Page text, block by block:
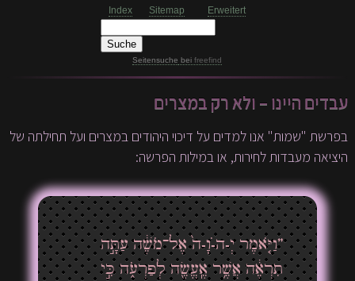
Index Sitemap Erweitert
Seitensuche beifreefind
עבדים היינו – ולא רק במצרים
בפרשת "שמות" אנו למדים על דיכוי היהודים במצרים ועל תחילתה של
היציאה מעבדות לחירות, או במילות הפרשה:
”וַיֹּ֤אמֶר יְ-ה-ֹוָ-ה֙ אֶל־מֹשֶׁ֔ה עַתָּ֣ה
תִרְאֶ֔ה אֲשֶׁ֥ר אֶֽעֱשֶׂ֖ה לְפַרְעֹ֑ה כִּ֣י